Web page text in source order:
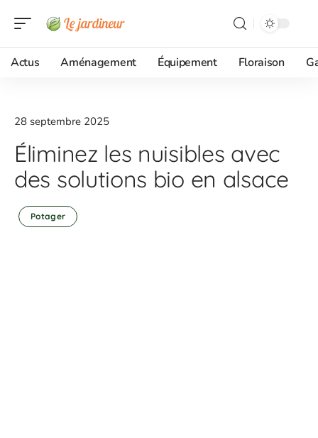
Actus Aménagement Équipement Floraison
28 septembre 2025
Éliminez les nuisibles avec
des solutions bio en alsace
Potager